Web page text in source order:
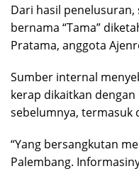
Dari hasil
bernama “Tama”
Pratama, anggota
Sumber internal
kerap dikaitkan
sebelumnya, termasuk
“Yang bersangkutan
Palembang.